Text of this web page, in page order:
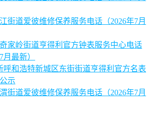
街道爱彼维修保养服务电话（2026年7月
家岭街道亨得利官方钟表服务中心电话
最新）
呼和浩特新城区东街街道亨得利官方名表
示
街道爱彼维修保养服务电话（2026年7月